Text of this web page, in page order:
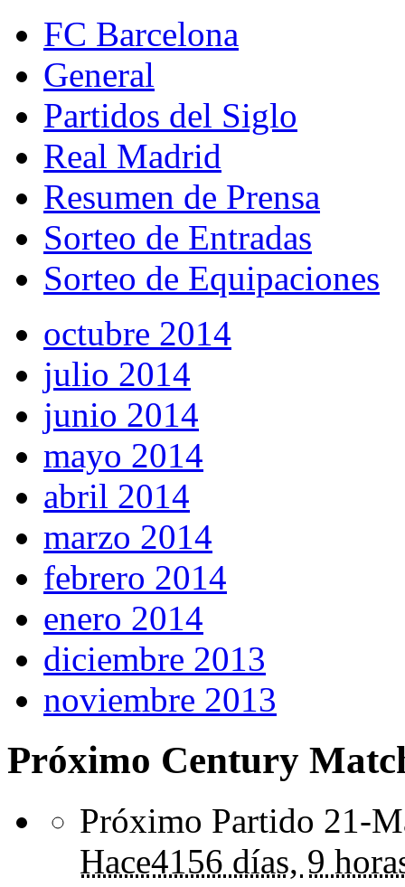
FC Barcelona
General
Partidos del Siglo
Real Madrid
Resumen de Prensa
Sorteo de Entradas
Sorteo de Equipaciones
octubre 2014
julio 2014
junio 2014
mayo 2014
abril 2014
marzo 2014
febrero 2014
enero 2014
diciembre 2013
noviembre 2013
Próximo Century
Próximo Partido 21-
Hace4156 días, 9